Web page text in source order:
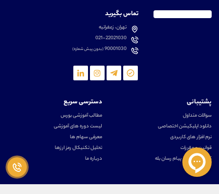
تماس بگیرید
تهران، زعفرانیه
021-22021030
90001030(بدون پیش شماره)
پشتیبانی
سوالات متداول
دانلود اپلیکیشن اختصاصی
نرم افزار های کاربردی
قوانین و مقررات
کانال رسمی در پیام رسان بله
دسترسی سریع
مطالب آموزشی بورس
لیست دوره های آموزشی
معرفی سهام ها
تحلیل تکنیکال رمز ارزها
درباره ما